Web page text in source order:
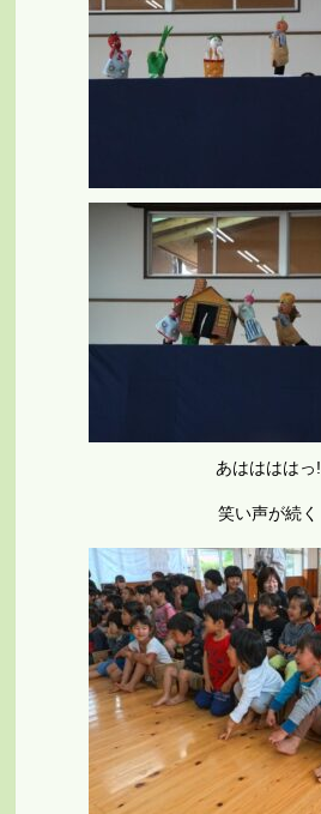
あははははっ!
笑い声が続く